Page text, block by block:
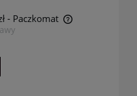
- Paczkomat
kosztów płatności